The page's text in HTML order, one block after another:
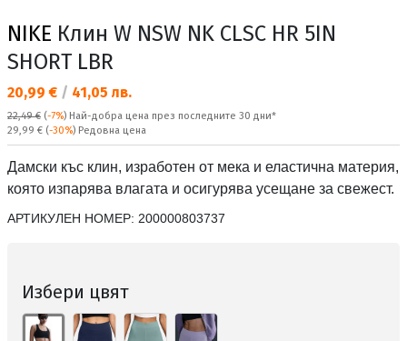
NIKE Клин W NSW NK CLSC HR 5IN
SHORT LBR
Текуща цена:
20,99 € / 41,05 лв.
22,49 € (-7%) Най-добра цена през последните 30 дни*
Редовна цена:
29,99 € (-30%) Редовна цена
Дамски къс клин, изработен от мека и еластична материя,
която изпарява влагата и осигурява усещане за свежест.
АРТИКУЛЕН НОМЕР: 200000803737
Избери цвят